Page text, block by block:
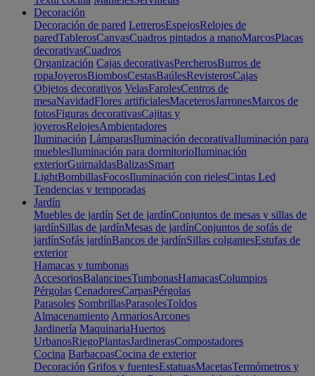
Decoración
Decoración de pared LetrerosEspejosRelojes de
paredTablerosCanvasCuadros pintados a manoMarcosPlacas
decorativasCuadros
Organización Cajas decorativasPercherosBurros de
ropaJoyerosBiombosCestasBaúlesRevisterosCajas
Objetos decorativos VelasFarolesCentros de
mesaNavidadFlores artificialesMaceterosJarronesMarcos de
fotosFiguras decorativasCajitas y
joyerosRelojesAmbientadores
Iluminación LámparasIluminación decorativaIluminación para
mueblesIluminación para dormitorioIluminación
exteriorGuirnaldasBalizasSmart
LightBombillasFocosIluminación con rielesCintas Led
Tendencias y temporadas
Jardín
Muebles de jardín Set de jardínConjuntos de mesas y sillas de
jardínSillas de jardínMesas de jardínConjuntos de sofás de
jardínSofás jardínBancos de jardínSillas colgantesEstufas de
exterior
Hamacas y tumbonas
AccesoriosBalancinesTumbonasHamacasColumpios
Pérgolas CenadoresCarpasPérgolas
Parasoles SombrillasParasolesToldos
Almacenamiento ArmariosArcones
Jardinería MaquinariaHuertos
UrbanosRiegoPlantasJardinerasCompostadores
Cocina BarbacoasCocina de exterior
Decoración Grifos y fuentesEstatuasMacetasTermómetros y